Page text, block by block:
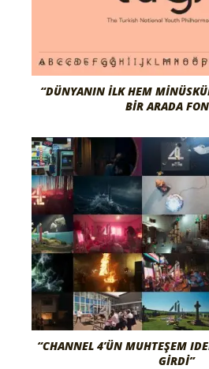
“DÜNYANIN İLK HEM
BIR ARADA
“CHANNEL 4’ÜN MUHTEŞEM
GIRDI”